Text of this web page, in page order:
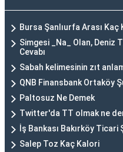
Bursa Şanlıurfa Arası Kaç
Simgesi _Na_ Olan, Deniz
Cevabı
Sabah kelimesinin zıt
QNB Finansbank Ortaköy
Paltosuz Ne Demek
Twitter'da TT olmak ne
İş Bankası Bakırköy Ticari
Salep Toz Kaç Kalori